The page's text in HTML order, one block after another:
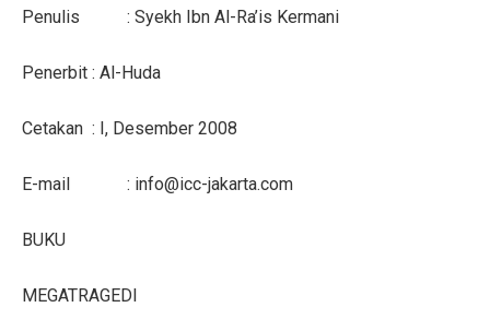
Penulis : Syekh Ibn Al-Ra’is Kermani
Penerbit : Al-Huda
Cetakan : I, Desember 2008
E-mail : info@icc-jakarta.com
BUKU
MEGATRAGEDI